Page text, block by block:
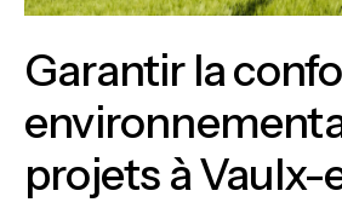
Garantir la
projets à Vaulx-